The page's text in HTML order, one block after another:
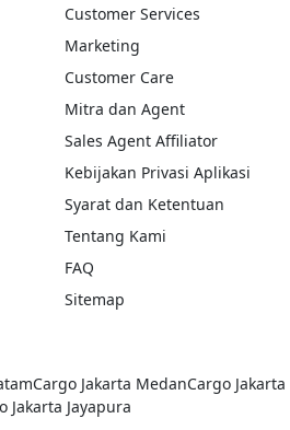
Customer Services
Marketing
Customer Care
Mitra dan Agent
Sales Agent Affiliator
Kebijakan Privasi Aplikasi
Syarat dan Ketentuan
Tentang Kami
FAQ
Sitemap
Cargo Jakarta MedanCargo Jakarta
Jakarta Jayapura